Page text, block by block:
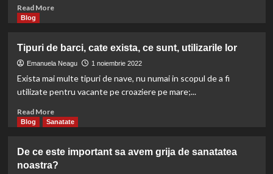
Read MoreRead
la
domiciliu
vs
batrani:
care
mai
potrivit
Blog
Tipuri de barci, cate exista, ce sunt, utilizarile lor
Emanuela Neagu 1 noiembrie 2022
Exista mai multe tipuri de nave, nu numai in scopul de a fi
utilizate pentru vacante pe croaziere pe mare;...
Read MoreRead
more
de
barci,
Blog Sanatate
De ce este important sa avem grija de sanatatea
noastra?